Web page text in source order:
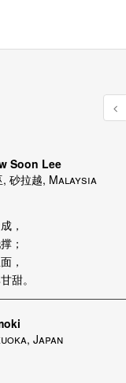
Soon Lee
, 砂拉越, Malaysia
，
；
，
甜。
Japan